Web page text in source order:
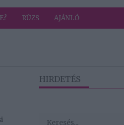
RÚZS AJÁNLÓ
HIRDETÉS